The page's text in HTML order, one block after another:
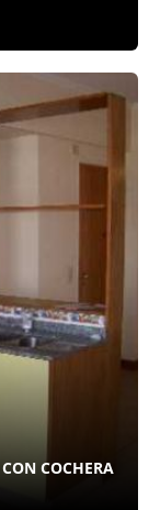
COCHERA